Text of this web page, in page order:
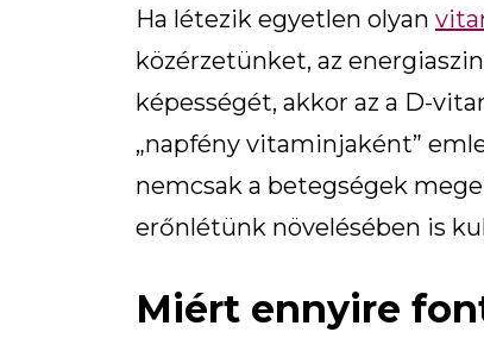
Ha létezik egyetlen olyan
közérzetünket, az
képességét, akkor az a D-
„napfény vitaminjaként”
nemcsak a betegségek
erőnlétünk növelésében is
Miért ennyire